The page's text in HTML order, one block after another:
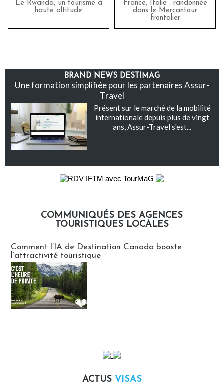
Le Rwanda, un tourisme à
haute altitude
France, Italie : randonnée
dans le Mercantour
frontalier
BRAND NEWS DESTIMAG
Une formation simplifiée pour les partenaires Assur-
Travel
Présent sur le marché de la mobilité
internationale depuis plus de vingt
ans, Assur-Travel s'est...
COMMUNIQUÉS DES AGENCES
TOURISTIQUES LOCALES
Comment l’IA de Destination Canada booste
l’attractivité touristique
ACTUS VISAS